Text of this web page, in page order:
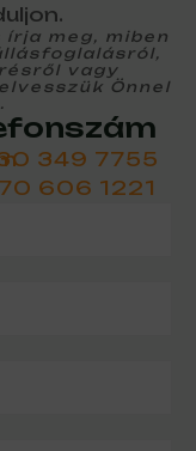
meg, miben
vagy
Önnel
349 7755
606 1221